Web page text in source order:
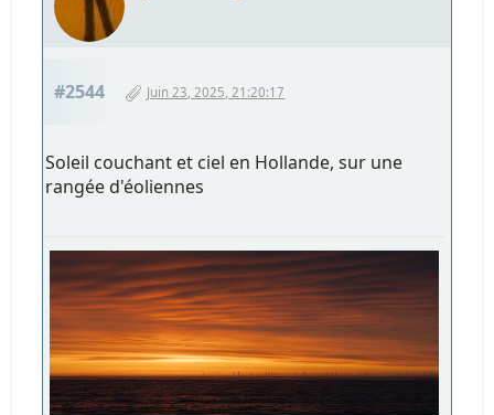
#2544 Juin 23, 2025, 21:20:17
Soleil couchant et ciel en Hollande, sur une
rangée d'éoliennes